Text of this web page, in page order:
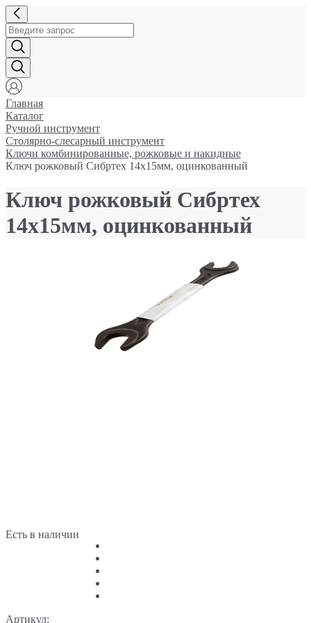
Главная
Каталог
Ручной инструмент
Столярно-слесарный инструмент
Ключи комбинированные, рожковые и накидные
Ключ рожковый Сибртех 14x15мм, оцинкованный
Ключ рожковый Сибртех
14x15мм, оцинкованный
Есть в наличии
Артикул: